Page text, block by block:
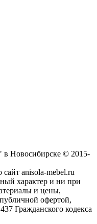
в Новосибирске © 2015-
anisola-mebel.ru
характер и ни при
и цены,
офертой,
Гражданского кодекса